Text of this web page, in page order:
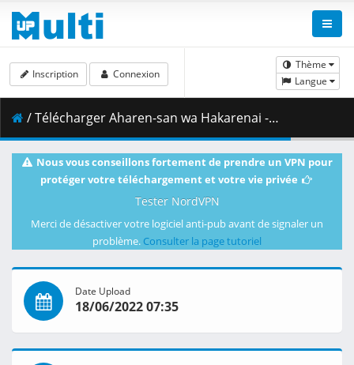
Thème
Langue
Inscription Connexion
/ Télécharger Aharen-san wa Hakarenai - 12 - 1080p WEB HEVC -NanDesuKa (B-Global).mkv.002 ( 333.20 MB )
Nous vous conseillons fortement de prendre un VPN pour
protéger votre téléchargement et votre vie privée
Tester NordVPN
Merci de désactiver votre logiciel anti-pub avant de signaler un
problème. Consulter la page tutoriel
Date Upload
18/06/2022 07:35